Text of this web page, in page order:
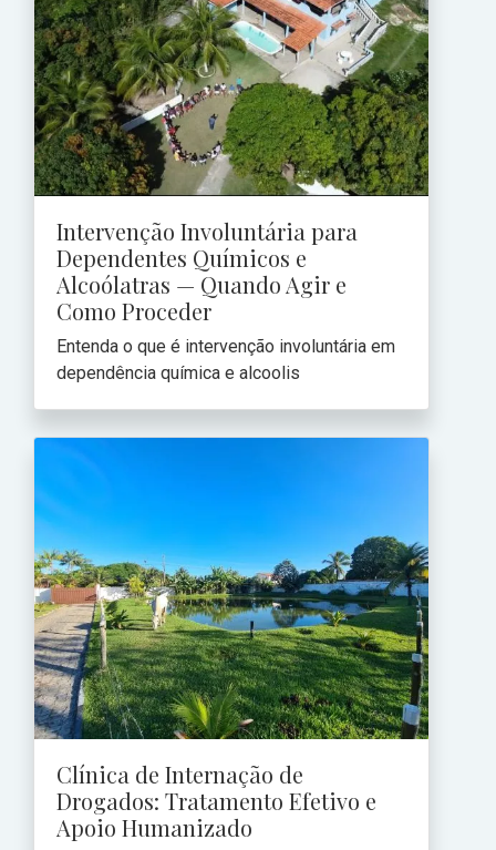
Intervenção Involuntária para
Dependentes Químicos e
Alcoólatras — Quando Agir e
Como Proceder
Entenda o que é intervenção involuntária em
dependência química e alcoolis
Clínica de Internação de
Drogados: Tratamento Efetivo e
Apoio Humanizado